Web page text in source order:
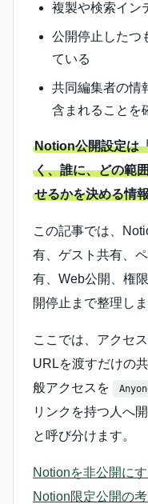
複製や検索イン
公開停止したつ
ている
共同編集者の情
含まれることを
Notion公開設定は
く、誰に、どの範
せるかを決める情
この記事では、
有、ゲスト共有、
有、Web公開、権
開停止まで整理しま
ここでは、アクセ
URLを渡すだけの
般アクセスを
リンクを持つ人へ
と呼び分けます。
Notionを非公開に
Notion限定公開の